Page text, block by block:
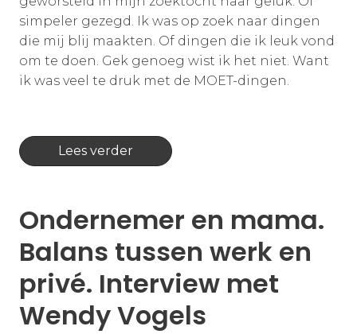
simpeler gezegd. Ik was op zoek naar dingen
die mij blij maakten. Of dingen die ik leuk vond
om te doen. Gek genoeg wist ik het niet. Want
ik was veel te druk met de MOET-dingen.
Lees verder
Ondernemer en mama.
Balans tussen werk en
privé. Interview met
Wendy Vogels